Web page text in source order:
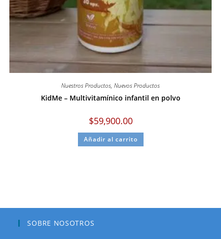
Nuestros Productos, Nuevos Productos
KidMe – Multivitamínico infantil en polvo
$59,900.00
Añadir al carrito
SOBRE NOSOTROS